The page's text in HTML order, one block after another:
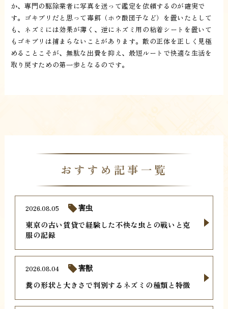
か、専門の駆除業者に写真を送って鑑定を依頼するのが確実で
す。ゴキブリだと思って毒餌（ホウ酸団子など）を置いたとして
も、ネズミには効果が薄く、逆にネズミ用の粘着シートを置いて
もゴキブリは捕まらないことがあります。敵の正体を正しく見極
めることこそが、無駄な出費を抑え、最短ルートで快適な生活を
取り戻すための第一歩となるのです。
おすすめ記事一覧
東京の古い賃貸で経験した不快な虫との戦いと克
服の記録
2026.08.05 害虫
糞の形状と大きさで判別するネズミの種類と特徴
2026.08.04 害獣